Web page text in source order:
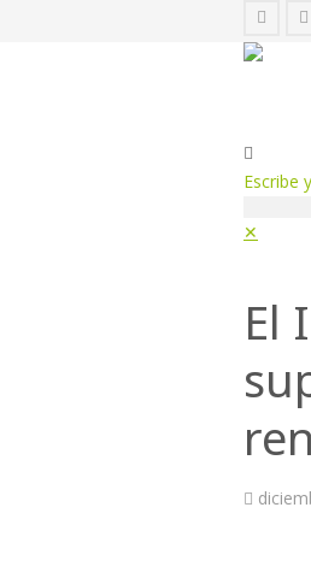
Escribe
✕
El